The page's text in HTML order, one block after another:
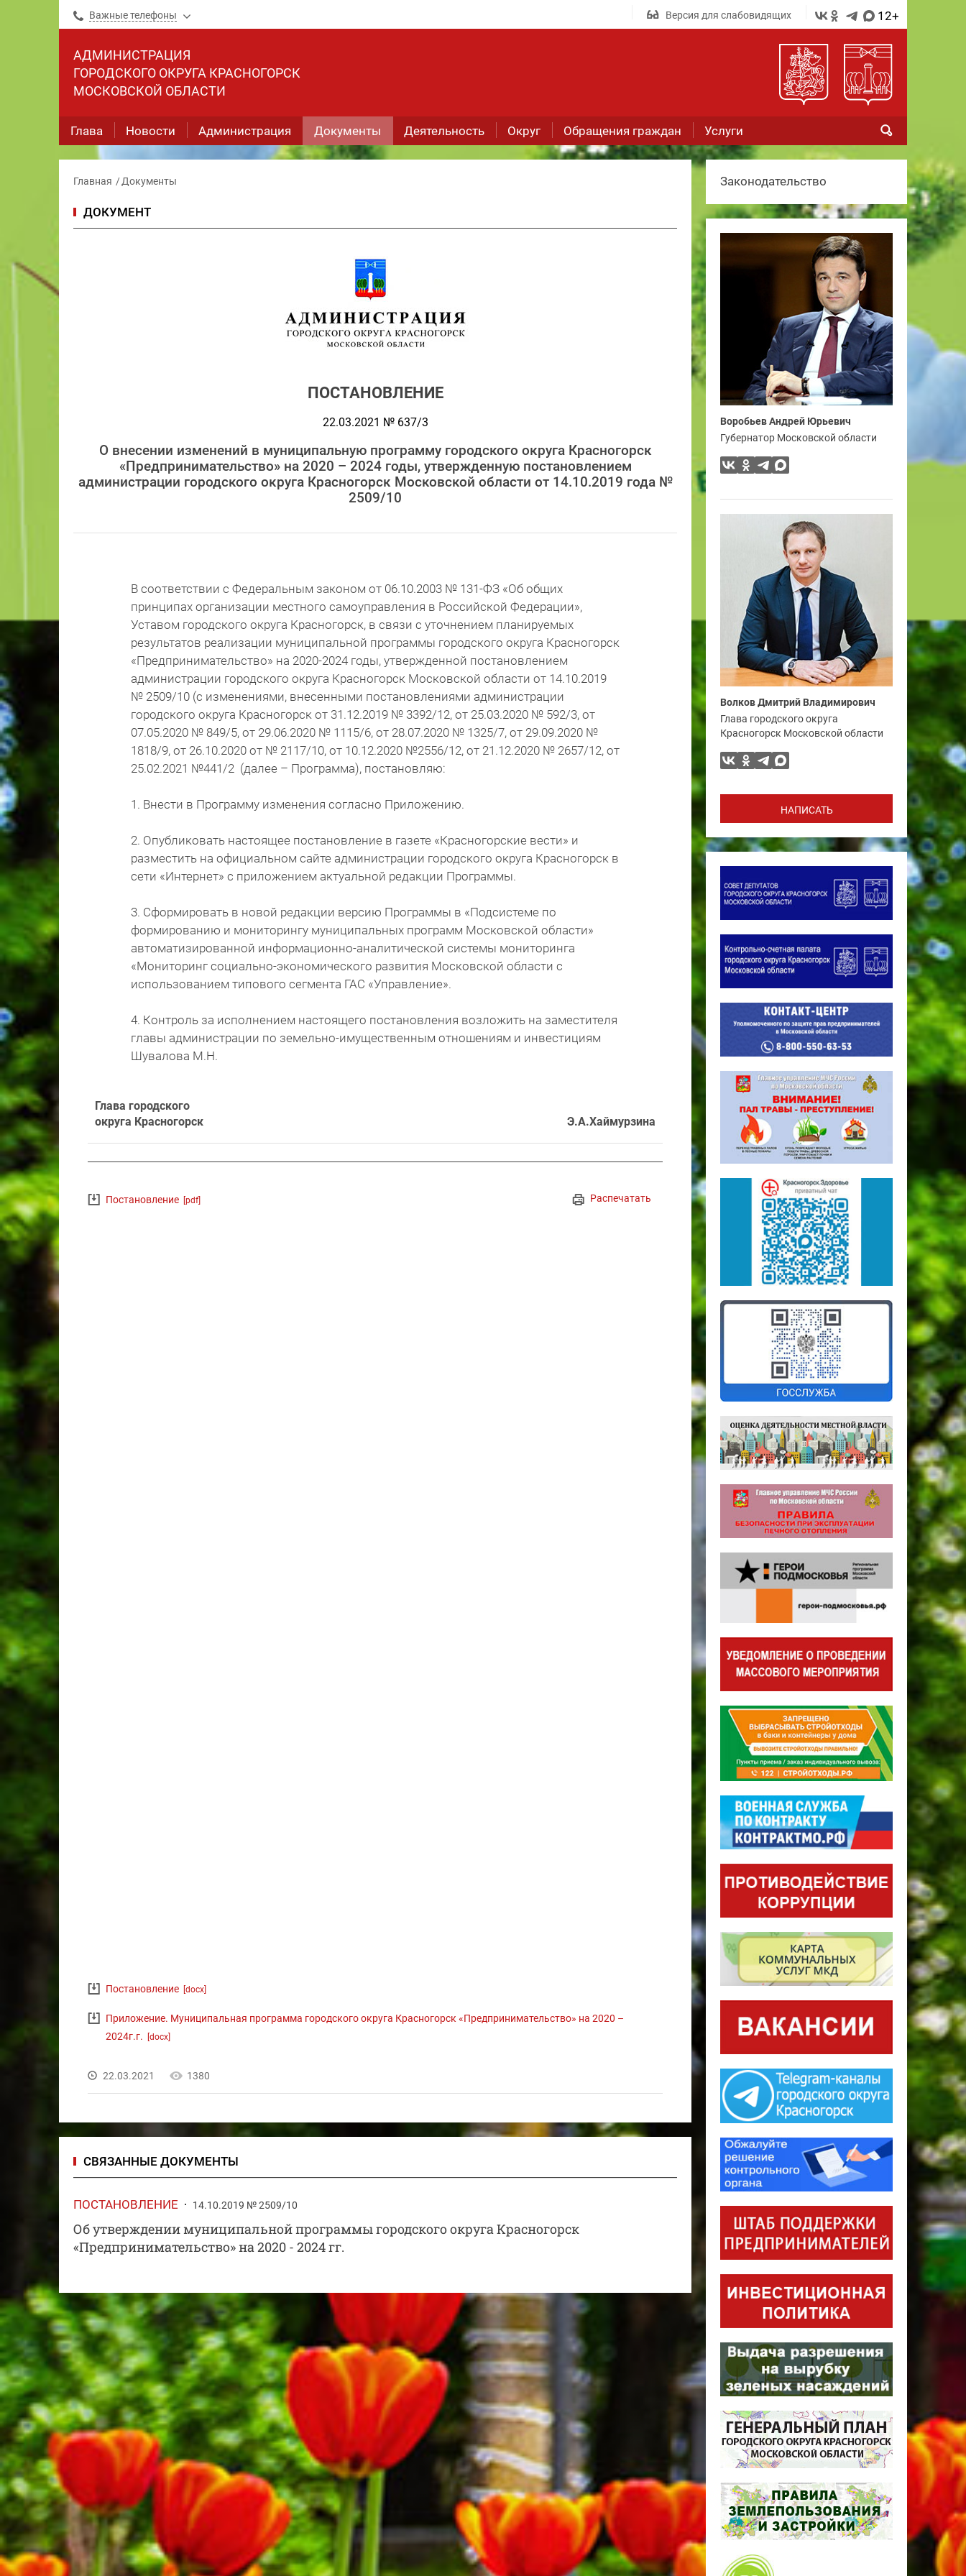
Важные телефоны Версия для слабовидящих 12+
АДМИНИСТРАЦИЯ
ГОРОДСКОГО ОКРУГА КРАСНОГОРСК
МОСКОВСКОЙ ОБЛАСТИ
Глава Новости Администрация Документы Деятельность Округ Обращения граждан Услуги
Главная Документы
ДОКУМЕНТ
ПОСТАНОВЛЕНИЕ
22.03.2021 № 637/3
О внесении изменений в муниципальную программу городского округа Красногорск
«Предпринимательство» на 2020 – 2024 годы, утвержденную постановлением
администрации городского округа Красногорск Московской области от 14.10.2019 года №
2509/10
В соответствии с Федеральным законом от 06.10.2003 № 131-ФЗ «Об общих
принципах организации местного самоуправления в Российской Федерации»,
Уставом городского округа Красногорск, в связи с уточнением планируемых
результатов реализации муниципальной программы городского округа Красногорск
«Предпринимательство» на 2020-2024 годы, утвержденной постановлением
администрации городского округа Красногорск Московской области от 14.10.2019
№ 2509/10 (с изменениями, внесенными постановлениями администрации
городского округа Красногорск от 31.12.2019 № 3392/12, от 25.03.2020 № 592/3, от
07.05.2020 № 849/5, от 29.06.2020 № 1115/6, от 28.07.2020 № 1325/7, от 29.09.2020 №
1818/9, от 26.10.2020 от № 2117/10, от 10.12.2020 №2556/12, от 21.12.2020 № 2657/12, от
25.02.2021 №441/2 (далее – Программа), постановляю:
1. Внести в Программу изменения согласно Приложению.
2. Опубликовать настоящее постановление в газете «Красногорские вести» и
разместить на официальном сайте администрации городского округа Красногорск в
сети «Интернет» с приложением актуальной редакции Программы.
3. Сформировать в новой редакции версию Программы в «Подсистеме по
формированию и мониторингу муниципальных программ Московской области»
автоматизированной информационно-аналитической системы мониторинга
«Мониторинг социально-экономического развития Московской области с
использованием типового сегмента ГАС «Управление».
4. Контроль за исполнением настоящего постановления возложить на заместителя
главы администрации по земельно-имущественным отношениям и инвестициям
Шувалова М.Н.
Глава городского
округа Красногорск
Э.А.Хаймурзина
Распечатать
Постановление [pdf]
Постановление [docx]
Приложение. Муниципальная программа городского округа Красногорск «Предпринимательство» на 2020 –
2024г.г.
[docx]
22.03.2021 1380
СВЯЗАННЫЕ ДОКУМЕНТЫ
ПОСТАНОВЛЕНИЕ 14.10.2019 № 2509/10
Об утверждении муниципальной программы городского округа Красногорск
«Предпринимательство» на 2020 - 2024 гг.
Законодательство
Воробьев Андрей Юрьевич
Губернатор Московской области
Волков Дмитрий Владимирович
Глава городского округа
Красногорск Московской области
НАПИСАТЬ